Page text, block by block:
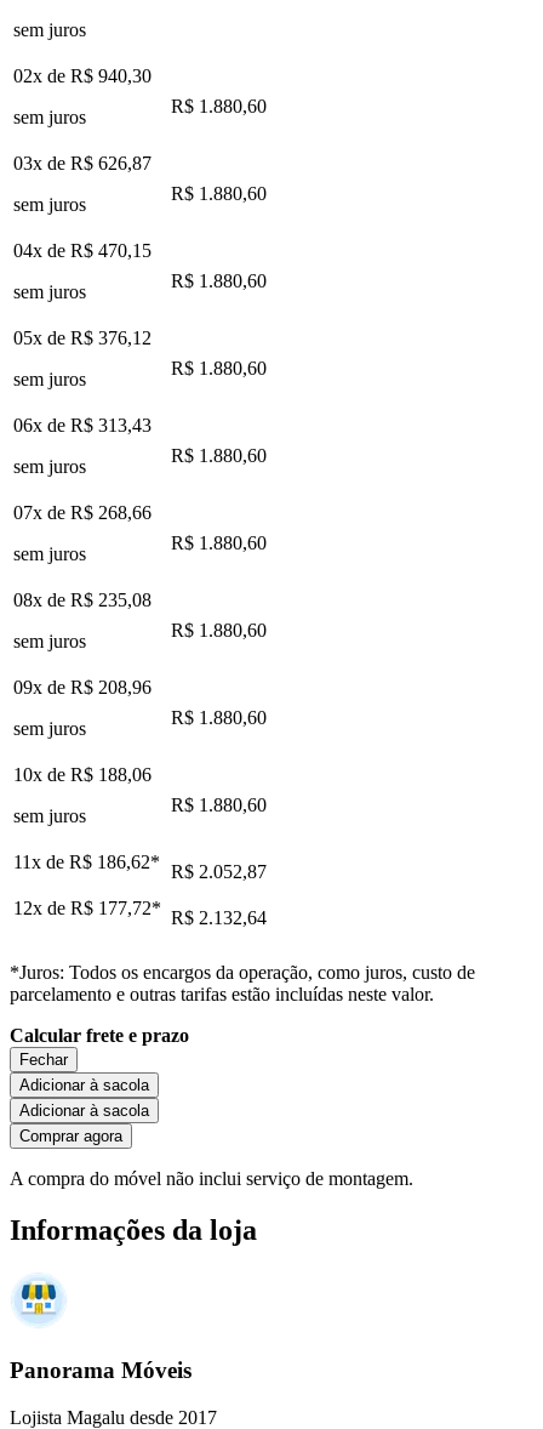
sem juros
02x de R$ 940,30
sem juros
R$ 1.880,60
03x de R$ 626,87
sem juros
R$ 1.880,60
04x de R$ 470,15
sem juros
R$ 1.880,60
05x de R$ 376,12
sem juros
R$ 1.880,60
06x de R$ 313,43
sem juros
R$ 1.880,60
07x de R$ 268,66
sem juros
R$ 1.880,60
08x de R$ 235,08
sem juros
R$ 1.880,60
09x de R$ 208,96
sem juros
R$ 1.880,60
10x de R$ 188,06
sem juros
R$ 1.880,60
11x de R$ 186,62* R$ 2.052,87
12x de R$ 177,72* R$ 2.132,64
*Juros: Todos os encargos da operação, como juros, custo de
parcelamento e outras tarifas estão incluídas neste valor.
Calcular frete e prazo
Fechar
Adicionar à sacola
Adicionar à sacola
Comprar agora
A compra do móvel não inclui serviço de montagem.
Informações da loja
Panorama Móveis
Lojista Magalu desde 2017